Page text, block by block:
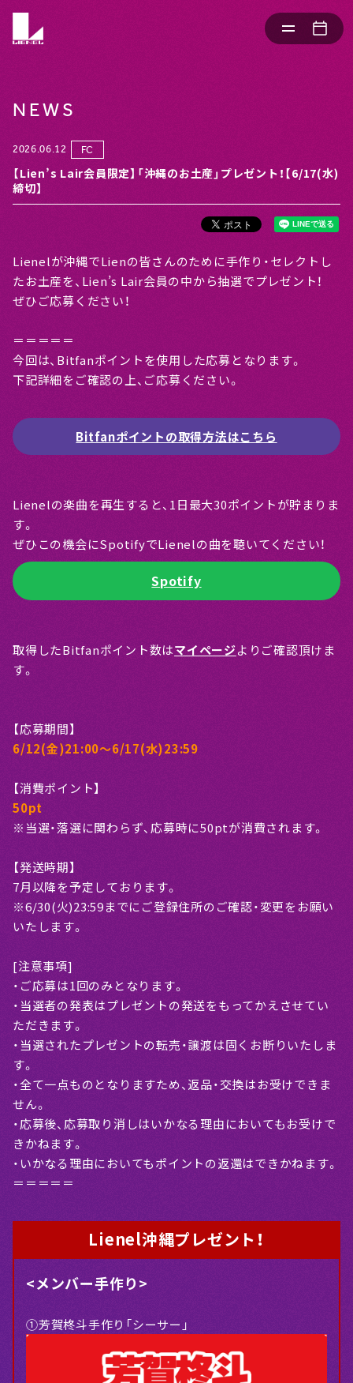
NEWS
2026.06.12 FC
【Lien’s Lair会員限定】「沖縄のお土産」プレゼント！【6/17(水)
締切】
Lienelが沖縄でLienの皆さんのために手作り・セレクトし
たお土産を、Lien’s Lair会員の中から抽選でプレゼント！
ぜひご応募ください！
＝＝＝＝＝
今回は、Bitfanポイントを使用した応募となります。
下記詳細をご確認の上、ご応募ください。
Bitfanポイントの取得方法はこちら
Lienelの楽曲を再生すると、1日最大30ポイントが貯まりま
す。
ぜひこの機会にSpotifyでLienelの曲を聴いてください！
Spotify
取得したBitfanポイント数はマイページよりご確認頂けま
す。
【応募期間】
6/12(金)21:00〜6/17(水)23:59
【消費ポイント】
50pt
※当選・落選に関わらず、応募時に50ptが消費されます。
【発送時期】
7月以降を予定しております。
※6/30(火)23:59までにご登録住所のご確認・変更をお願い
いたします。
[注意事項]
・ご応募は1回のみとなります。
・当選者の発表はプレゼントの発送をもってかえさせてい
ただきます。
・当選されたプレゼントの転売・譲渡は固くお断りいたしま
す。
・全て一点ものとなりますため、返品・交換はお受けできま
せん。
・応募後、応募取り消しはいかなる理由においてもお受けで
きかねます。
・いかなる理由においてもポイントの返還はできかねます。
＝＝＝＝＝
Lienel沖縄プレゼント！
<メンバー手作り>
①芳賀柊斗手作り「シーサー」